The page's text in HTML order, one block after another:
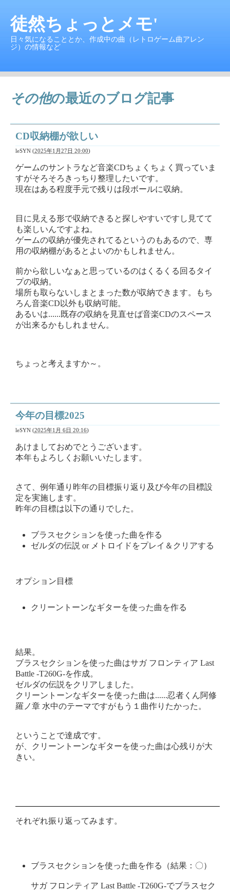
徒然ちょっとメモ'
日々気になることとか、作成中の曲（レトロゲーム曲アレン
ジ）の情報など
その他の最近のブログ記事
CD収納棚が欲しい
leSYN (2025年1月27日 20:00)
ゲームのサントラなど音楽CDちょくちょく買っていま
すがそろそろきっちり整理したいです。
現在はある程度手元で残りは段ボールに収納。
目に見える形で収納できると探しやすいですし見てて
も楽しいんですよね。
ゲームの収納が優先されてるというのもあるので、専
用の収納棚があるとよいのかもしれません。
前から欲しいなぁと思っているのはくるくる回るタイ
プの収納。
場所も取らないしまとまった数が収納できます。もち
ろん音楽CD以外も収納可能。
あるいは......既存の収納を見直せば音楽CDのスペース
が出来るかもしれません。
ちょっと考えますか～。
今年の目標2025
leSYN (2025年1月 6日 20:16)
あけましておめでとうございます。
本年もよろしくお願いいたします。
さて、例年通り昨年の目標振り返り及び今年の目標設
定を実施します。
昨年の目標は以下の通りでした。
ブラスセクションを使った曲を作る
ゼルダの伝説 or メトロイドをプレイ＆クリアする
オプション目標
クリーントーンなギターを使った曲を作る
結果。
ブラスセクションを使った曲はサガ フロンティア Last
Battle -T260G-を作成。
ゼルダの伝説をクリアしました。
クリーントーンなギターを使った曲は......忍者くん阿修
羅ノ章 水中のテーマですがもう１曲作りたかった。
ということで達成です。
が、クリーントーンなギターを使った曲は心残りが大
きい。
それぞれ振り返ってみます。
ブラスセクションを使った曲を作る（結果：〇）
サガ フロンティア Last Battle -T260G-でブラスセク